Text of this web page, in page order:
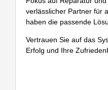
verlässlicher Partner für
haben die passende
Vertrauen Sie auf das
Erfolg und Ihre